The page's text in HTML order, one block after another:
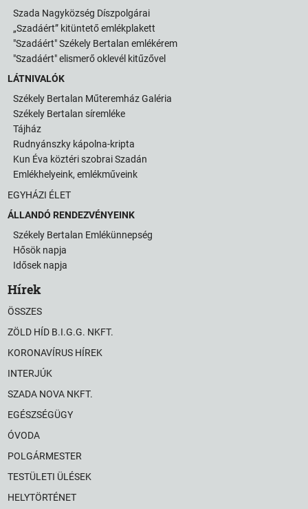
Szada Nagyközség Díszpolgárai
„Szadáért” kitüntető emlékplakett
"Szadáért" Székely Bertalan emlékérem
"Szadáért" elismerő oklevél kitűzővel
LÁTNIVALÓK
Székely Bertalan Műteremház Galéria
Székely Bertalan síremléke
Tájház
Rudnyánszky kápolna-kripta
Kun Éva köztéri szobrai Szadán
Emlékhelyeink, emlékműveink
EGYHÁZI ÉLET
ÁLLANDÓ RENDEZVÉNYEINK
Székely Bertalan Emlékünnepség
Hősök napja
Idősek napja
Hírek
ÖSSZES
ZÖLD HÍD B.I.G.G. NKFT.
KORONAVÍRUS HÍREK
INTERJÚK
SZADA NOVA NKFT.
EGÉSZSÉGÜGY
ÓVODA
POLGÁRMESTER
TESTÜLETI ÜLÉSEK
HELYTÖRTÉNET